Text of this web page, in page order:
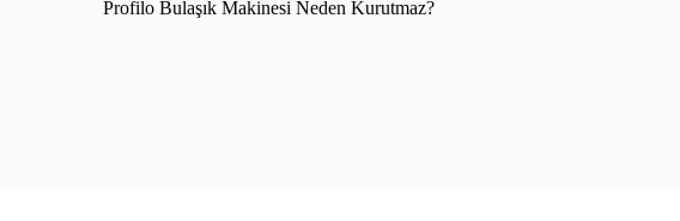
Profilo Bulaşık Makinesi Neden Kurutmaz?